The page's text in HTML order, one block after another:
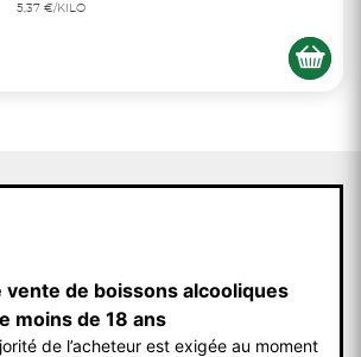
5,37 €/KILO
de boissons alcooliques
moins de 18 ans
de l’acheteur est exigée au moment